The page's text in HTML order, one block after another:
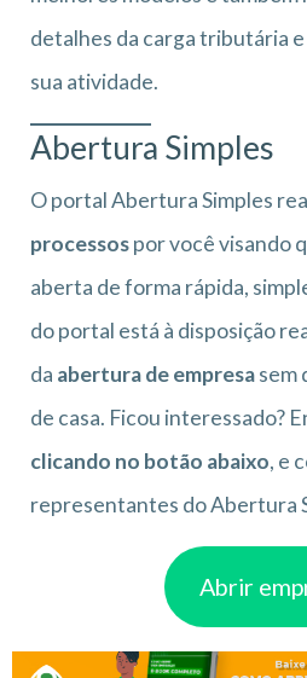
detalhes da carga tributária
sua atividade.
Abertura Simples
O portal Abertura Simples
processospor você visando
aberta de forma rápida,
do portal está à disposição
da abertura de empresasem
de casa. Ficou interessado?
clicando no botão abaixo, e
representantes do Abertura
Abrir